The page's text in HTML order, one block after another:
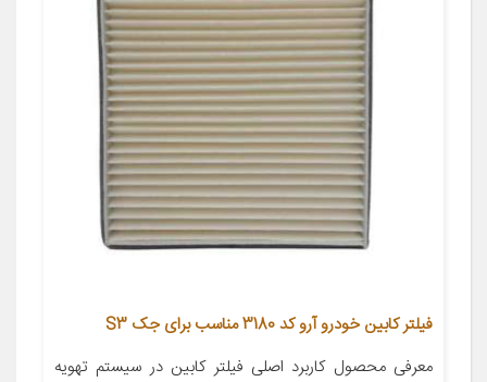
فیلتر کابین خودرو آرو کد 3180 مناسب برای جک S3
معرفی محصول کاربرد اصلی فیلتر کابین در سیستم تهویه